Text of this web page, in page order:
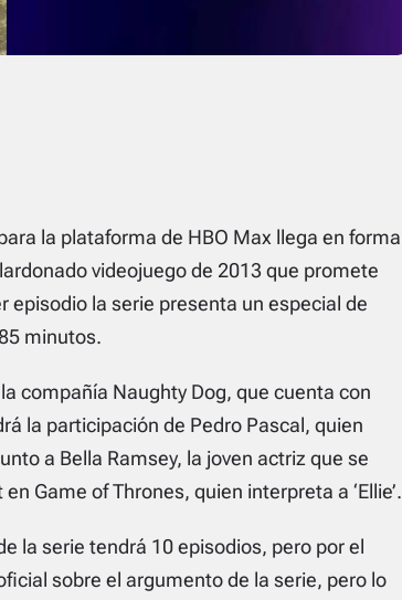
la plataforma de HBO Max llega en forma
videojuego de 2013 que promete
episodio la serie presenta un especial de
minutos.
compañía Naughty Dog, que cuenta con
la participación de Pedro Pascal, quien
a Bella Ramsey, la joven actriz que se
Game of Thrones, quien interpreta a ‘Ellie’.
la serie tendrá 10 episodios, pero por el
sobre el argumento de la serie, pero lo